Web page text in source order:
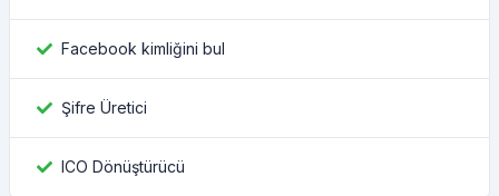
Facebook kimliğini bul
Şifre Üretici
ICO Dönüştürücü